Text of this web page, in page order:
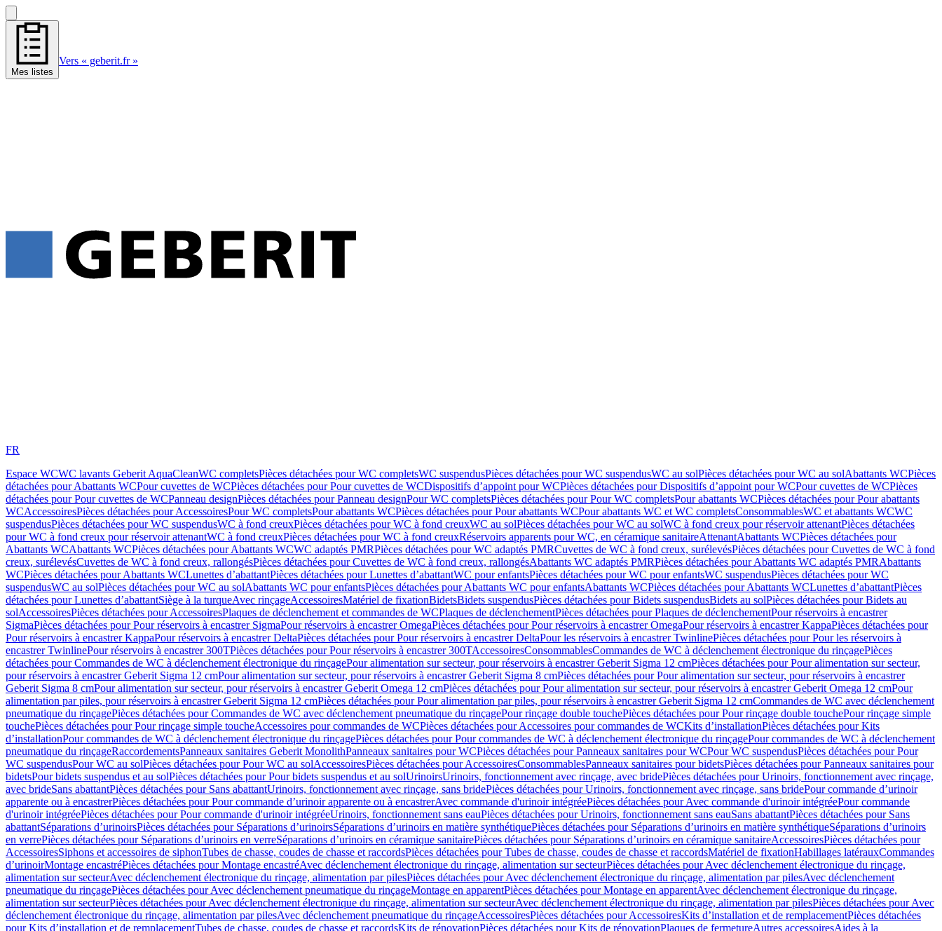
Mes listes
Vers « geberit.fr »
FR
Espace WCWC lavants Geberit AquaCleanWC completsPièces détachées pour WC completsWC suspendusPièces détachées pour WC suspendusWC au solPièces détachées pour WC au solAbattants WCPièces
détachées pour Abattants WCPour cuvettes de WCPièces détachées pour Pour cuvettes de WCDispositifs d’appoint pour WCPièces détachées pour Dispositifs d’appoint pour WCPour cuvettes de WCPièces
détachées pour Pour cuvettes de WCPanneau designPièces détachées pour Panneau designPour WC completsPièces détachées pour Pour WC completsPour abattants WCPièces détachées pour Pour abattants
WCAccessoiresPièces détachées pour AccessoiresPour WC completsPour abattants WCPièces détachées pour Pour abattants WCPour abattants WC et WC completsConsommablesWC et abattants WCWC
suspendusPièces détachées pour WC suspendusWC à fond creuxPièces détachées pour WC à fond creuxWC au solPièces détachées pour WC au solWC à fond creux pour réservoir attenantPièces détachées
pour WC à fond creux pour réservoir attenantWC à fond creuxPièces détachées pour WC à fond creuxRéservoirs apparents pour WC, en céramique sanitaireAttenantAbattants WCPièces détachées pour
Abattants WCAbattants WCPièces détachées pour Abattants WCWC adaptés PMRPièces détachées pour WC adaptés PMRCuvettes de WC à fond creux, surélevésPièces détachées pour Cuvettes de WC à fond
creux, surélevésCuvettes de WC à fond creux, rallongésPièces détachées pour Cuvettes de WC à fond creux, rallongésAbattants WC adaptés PMRPièces détachées pour Abattants WC adaptés PMRAbattants
WCPièces détachées pour Abattants WCLunettes d’abattantPièces détachées pour Lunettes d’abattantWC pour enfantsPièces détachées pour WC pour enfantsWC suspendusPièces détachées pour WC
suspendusWC au solPièces détachées pour WC au solAbattants WC pour enfantsPièces détachées pour Abattants WC pour enfantsAbattants WCPièces détachées pour Abattants WCLunettes d’abattantPièces
détachées pour Lunettes d’abattantSiège à la turqueAvec rinçageAccessoiresMatériel de fixationBidetsBidets suspendusPièces détachées pour Bidets suspendusBidets au solPièces détachées pour Bidets au
solAccessoiresPièces détachées pour AccessoiresPlaques de déclenchement et commandes de WCPlaques de déclenchementPièces détachées pour Plaques de déclenchementPour réservoirs à encastrer
SigmaPièces détachées pour Pour réservoirs à encastrer SigmaPour réservoirs à encastrer OmegaPièces détachées pour Pour réservoirs à encastrer OmegaPour réservoirs à encastrer KappaPièces détachées pour
Pour réservoirs à encastrer KappaPour réservoirs à encastrer DeltaPièces détachées pour Pour réservoirs à encastrer DeltaPour les réservoirs à encastrer TwinlinePièces détachées pour Pour les réservoirs à
encastrer TwinlinePour réservoirs à encastrer 300TPièces détachées pour Pour réservoirs à encastrer 300TAccessoiresConsommablesCommandes de WC à déclenchement électronique du rinçagePièces
détachées pour Commandes de WC à déclenchement électronique du rinçagePour alimentation sur secteur, pour réservoirs à encastrer Geberit Sigma 12 cmPièces détachées pour Pour alimentation sur secteur,
pour réservoirs à encastrer Geberit Sigma 12 cmPour alimentation sur secteur, pour réservoirs à encastrer Geberit Sigma 8 cmPièces détachées pour Pour alimentation sur secteur, pour réservoirs à encastrer
Geberit Sigma 8 cmPour alimentation sur secteur, pour réservoirs à encastrer Geberit Omega 12 cmPièces détachées pour Pour alimentation sur secteur, pour réservoirs à encastrer Geberit Omega 12 cmPour
alimentation par piles, pour réservoirs à encastrer Geberit Sigma 12 cmPièces détachées pour Pour alimentation par piles, pour réservoirs à encastrer Geberit Sigma 12 cmCommandes de WC avec déclenchement
pneumatique du rinçagePièces détachées pour Commandes de WC avec déclenchement pneumatique du rinçagePour rinçage double touchePièces détachées pour Pour rinçage double touchePour rinçage simple
touchePièces détachées pour Pour rinçage simple toucheAccessoires pour commandes de WCPièces détachées pour Accessoires pour commandes de WCKits d’installationPièces détachées pour Kits
d’installationPour commandes de WC à déclenchement électronique du rinçagePièces détachées pour Pour commandes de WC à déclenchement électronique du rinçagePour commandes de WC à déclenchement
pneumatique du rinçageRaccordementsPanneaux sanitaires Geberit MonolithPanneaux sanitaires pour WCPièces détachées pour Panneaux sanitaires pour WCPour WC suspendusPièces détachées pour Pour
WC suspendusPour WC au solPièces détachées pour Pour WC au solAccessoiresPièces détachées pour AccessoiresConsommablesPanneaux sanitaires pour bidetsPièces détachées pour Panneaux sanitaires pour
bidetsPour bidets suspendus et au solPièces détachées pour Pour bidets suspendus et au solUrinoirsUrinoirs, fonctionnement avec rinçage, avec bridePièces détachées pour Urinoirs, fonctionnement avec rinçage,
avec brideSans abattantPièces détachées pour Sans abattantUrinoirs, fonctionnement avec rinçage, sans bridePièces détachées pour Urinoirs, fonctionnement avec rinçage, sans bridePour commande d’urinoir
apparente ou à encastrerPièces détachées pour Pour commande d’urinoir apparente ou à encastrerAvec commande d'urinoir intégréePièces détachées pour Avec commande d'urinoir intégréePour commande
d'urinoir intégréePièces détachées pour Pour commande d'urinoir intégréeUrinoirs, fonctionnement sans eauPièces détachées pour Urinoirs, fonctionnement sans eauSans abattantPièces détachées pour Sans
abattantSéparations d’urinoirsPièces détachées pour Séparations d’urinoirsSéparations d’urinoirs en matière synthétiquePièces détachées pour Séparations d’urinoirs en matière synthétiqueSéparations d’urinoirs
en verrePièces détachées pour Séparations d’urinoirs en verreSéparations d’urinoirs en céramique sanitairePièces détachées pour Séparations d’urinoirs en céramique sanitaireAccessoiresPièces détachées pour
AccessoiresSiphons et accessoires de siphonTubes de chasse, coudes de chasse et raccordsPièces détachées pour Tubes de chasse, coudes de chasse et raccordsMatériel de fixationHabillages latérauxCommandes
dʼurinoirMontage encastréPièces détachées pour Montage encastréAvec déclenchement électronique du rinçage, alimentation sur secteurPièces détachées pour Avec déclenchement électronique du rinçage,
alimentation sur secteurAvec déclenchement électronique du rinçage, alimentation par pilesPièces détachées pour Avec déclenchement électronique du rinçage, alimentation par pilesAvec déclenchement
pneumatique du rinçagePièces détachées pour Avec déclenchement pneumatique du rinçageMontage en apparentPièces détachées pour Montage en apparentAvec déclenchement électronique du rinçage,
alimentation sur secteurPièces détachées pour Avec déclenchement électronique du rinçage, alimentation sur secteurAvec déclenchement électronique du rinçage, alimentation par pilesPièces détachées pour Avec
déclenchement électronique du rinçage, alimentation par pilesAvec déclenchement pneumatique du rinçageAccessoiresPièces détachées pour AccessoiresKits d’installation et de remplacementPièces détachées
pour Kits d’installation et de remplacementTubes de chasse, coudes de chasse et raccordsKits de rénovationPièces détachées pour Kits de rénovationPlaques de fermetureAutres accessoiresAides à la